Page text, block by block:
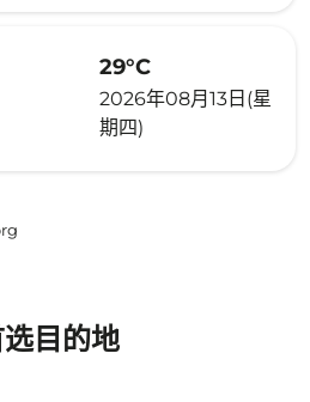
29°C
2026年08月13日(星
期四)
目的地